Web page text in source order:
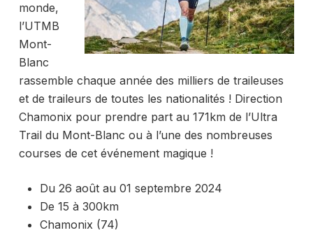
monde,
l’UTMB
Mont-
Blanc
rassemble chaque année des milliers de traileuses
et de traileurs de toutes les nationalités ! Direction
Chamonix pour prendre part au 171km de l’Ultra
Trail du Mont-Blanc ou à l’une des nombreuses
courses de cet événement magique !
Du 26 août au 01 septembre 2024
De 15 à 300km
Chamonix (74)